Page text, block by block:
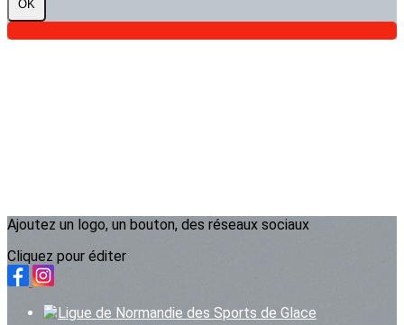
OK
Ajoutez un logo, un bouton, des réseaux sociaux
Cliquez pour éditer